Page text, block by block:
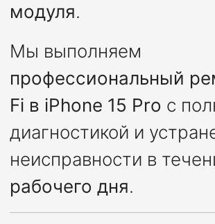
модуля.
Мы выполняем
профессиональный
Fi в iPhone 15 Pro с
диагностикой и
неисправности в
рабочего дня.